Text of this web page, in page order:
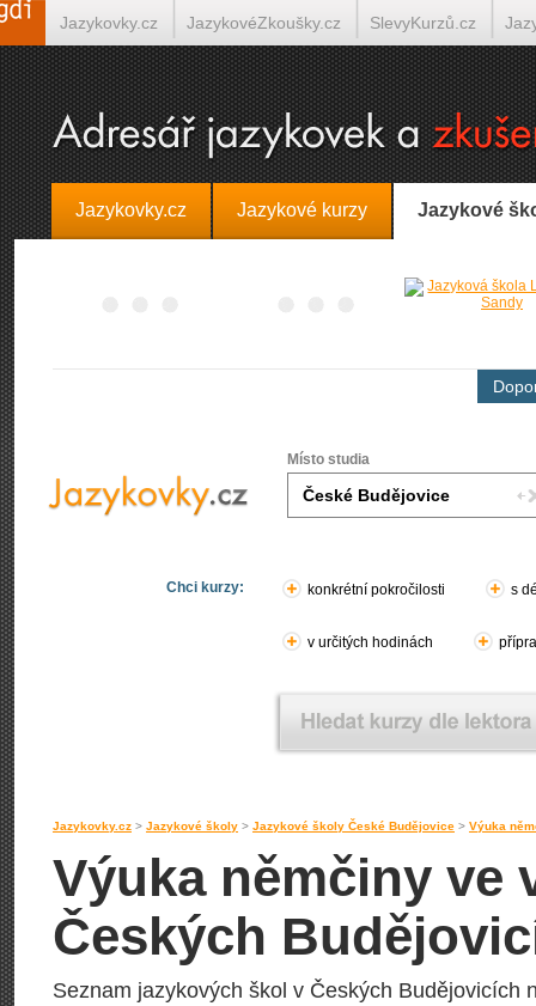
Jazykovky.cz Jazykové kurzy Jazykové
Místo studia
Chci kurzy: konkrétní pokročilosti s
v určitých hodinách
Jazykovky.cz > Jazykové školy > Jazykové školy České Budějovice > Výuka
Výuka němčiny ve
Českých
Seznam jazykových škol v Českých Budějovicích
Jazykovky.cz JazykovéZkoušky.cz SlevyKurzů.cz
Španělština on-line Italština on-line Tlumočení-